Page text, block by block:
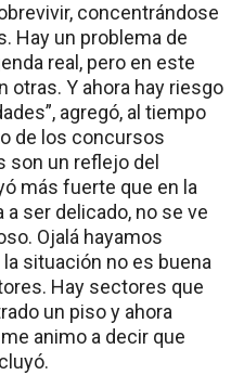
concentrándose
Hay un problema de
real, pero en este
otras. Y ahora hay riesgo
agregó, al tiempo
de los concursos
son un reflejo del
más fuerte que en la
ser delicado, no se ve
Ojalá hayamos
situación no es buena
Hay sectores que
un piso y ahora
animo a decir que